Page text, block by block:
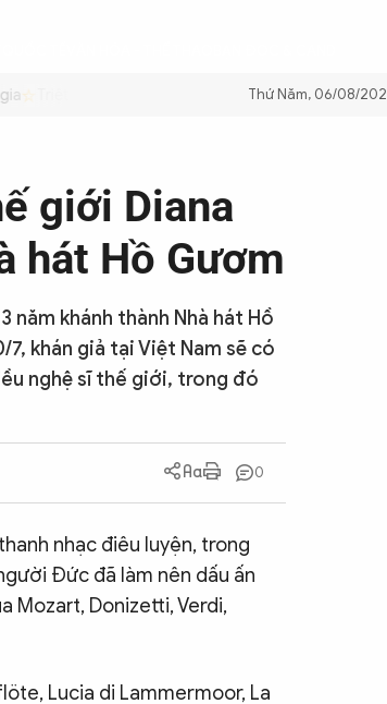
Triệt để tiết kiệm xăng dầu để đảm bảo an ninh
Thứ Năm, 06/08/
giới Diana
hát Hồ Gươm
năm khánh thành Nhà hát Hồ
khán giả tại Việt Nam sẽ có
nghệ sĩ thế giới, trong đó
0
nhạc điêu luyện, trong
Đức đã làm nên dấu ấn
Mozart, Donizetti, Verdi,
Lucia di Lammermoor, La